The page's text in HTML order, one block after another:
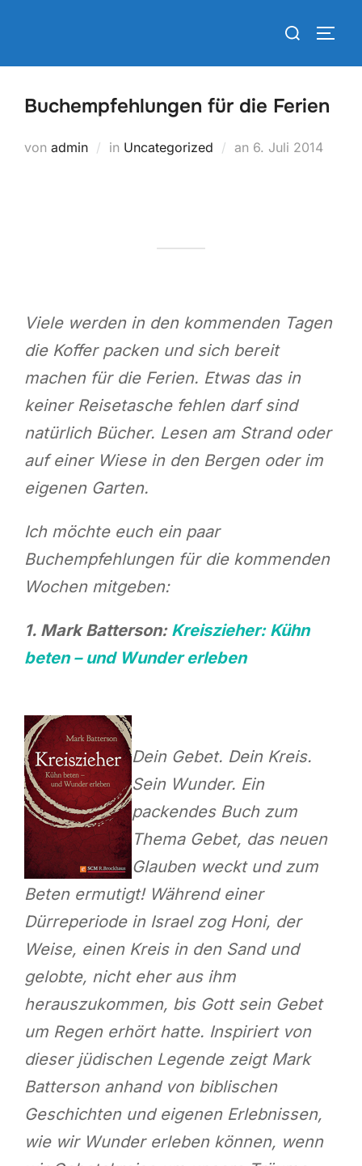
Suchen
Buchempfehlungen für die Ferien
von admin in Uncategorized an Veröffentlicht
6. Juli 2014
Viele werden in den kommenden Tagen
die Koffer packen und sich bereit
machen für die Ferien. Etwas das in
keiner Reisetasche fehlen darf sind
natürlich Bücher. Lesen am Strand oder
auf einer Wiese in den Bergen oder im
eigenen Garten.
Ich möchte euch ein paar
Buchempfehlungen für die kommenden
Wochen mitgeben:
1. Mark Batterson:Kreiszieher: Kühn
beten – und Wunder erleben
Dein Gebet. Dein Kreis.
Sein Wunder. Ein
packendes Buch zum
Thema Gebet, das neuen
Glauben weckt und zum
Beten ermutigt! Während einer
Dürreperiode in Israel zog Honi, der
Weise, einen Kreis in den Sand und
gelobte, nicht eher aus ihm
herauszukommen, bis Gott sein Gebet
um Regen erhört hatte. Inspiriert von
dieser jüdischen Legende zeigt Mark
Batterson anhand von biblischen
Geschichten und eigenen Erlebnissen,
wie wir Wunder erleben können, wenn